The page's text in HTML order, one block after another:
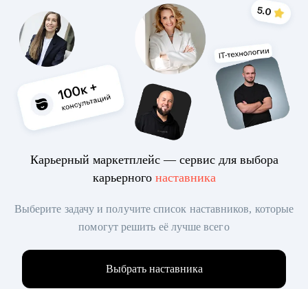
Карьерный маркетплейс — сервис для выбора
карьерного наставника
Выберите задачу и получите список наставников, которые
помогут решить её лучше всего
Выбрать наставника